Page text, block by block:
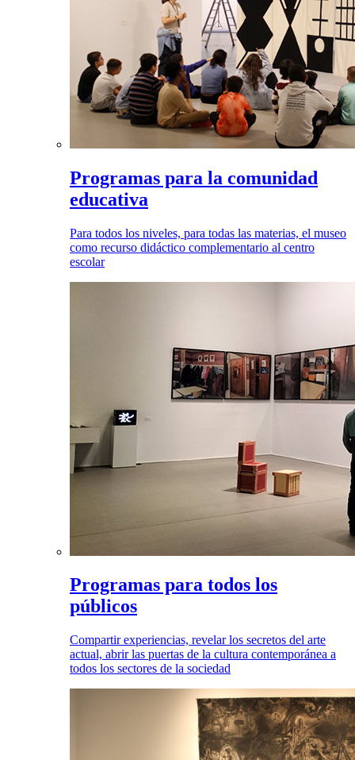
Programas para la comunidad
educativa
Para todos los niveles, para todas las materias, el museo
como recurso didáctico complementario al centro
escolar
Programas para todos los
públicos
Compartir experiencias, revelar los secretos del arte
actual, abrir las puertas de la cultura contemporánea a
todos los sectores de la sociedad